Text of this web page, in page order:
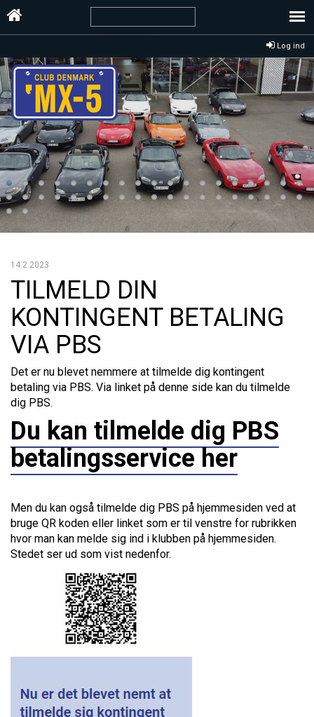
Log ind
14.2.2023
TILMELD DIN
KONTINGENT BETALING
VIA PBS
Det er nu blevet nemmere at tilmelde dig kontingent
betaling via PBS. Via linket på denne side kan du tilmelde
dig PBS.
Du kan tilmelde dig PBS
betalingsservice her
Men du kan også tilmelde dig PBS på hjemmesiden ved at
bruge QR koden eller linket som er til venstre for rubrikken
hvor man kan melde sig ind i klubben på hjemmesiden.
Stedet ser ud som vist nedenfor.